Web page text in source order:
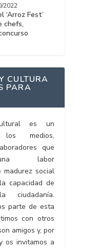
2022
Fest’
chefs,
CULTURA
PARA
es un
los medios,
que
labor
madurez social
capacidad de
ciudadanía.
parte de esta
con otros
amigos y, por
os invitamos a